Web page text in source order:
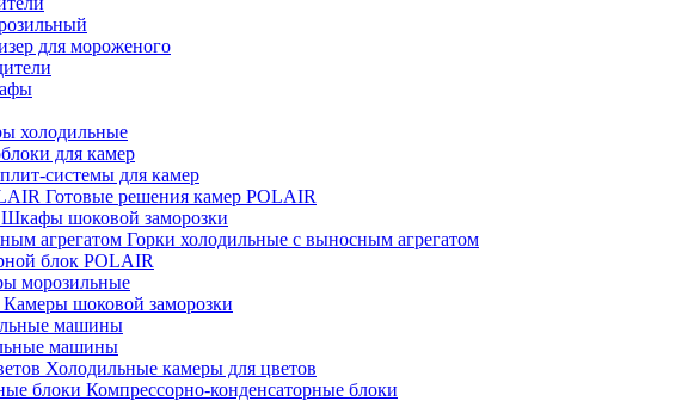
для мороженого
холодильные
для камер
системы для камер
Готовые решения камер POLAIR
Шкафы шоковой заморозки
Горки холодильные с выносным агрегатом
блок POLAIR
морозильные
Камеры шоковой заморозки
машины
машины
Холодильные камеры для цветов
Компрессорно-конденсаторные блоки